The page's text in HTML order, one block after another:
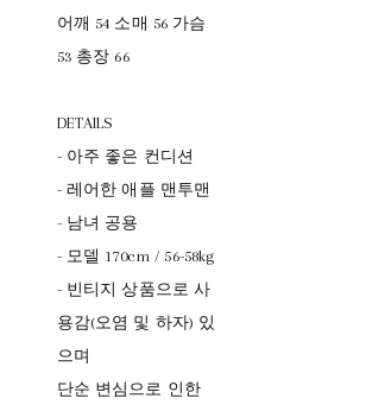
어깨 54 소매 56 가슴
53 총장 66
DETAILS
- 아주 좋은 컨디션
- 레어한 애플 맨투맨
- 남녀 공용
- 모델 170cm / 56-58kg
- 빈티지 상품으로 사
용감(오염 및 하자) 있
으며
단순 변심으로 인한